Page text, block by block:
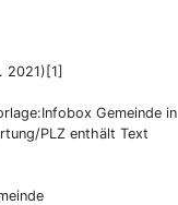
2021)[1]
Gemeinde in
PLZ enthält Text